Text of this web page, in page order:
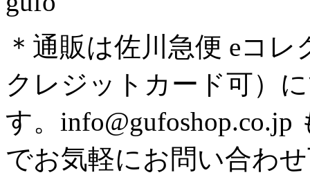
＊通販は佐川急便 eコ
クレジットカード可）
す。info@gufoshop.co.jp
でお気軽にお問い合わ